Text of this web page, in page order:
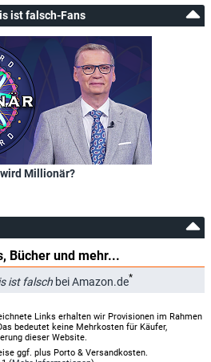
ist falsch-Fans
Millionär?
Bücher und mehr...
ist falsch bei Amazon.de*
Links erhalten wir Provisionen im Rahmen
bedeutet keine Mehrkosten für Käufer,
dieser Website.
ggf. plus Porto & Versandkosten.